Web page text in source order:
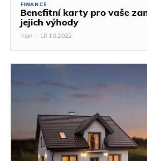
FINANCE
Benefitní karty pro vaše
jejich výhody
man - 18.10.2022